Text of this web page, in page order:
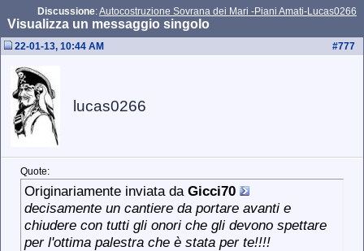
Discussione:Autocostruzione Sovrana dei Mari -Piani Amati-Lucas0266
Visualizza un messaggio singolo
#777
22-01-13, 10:44 AM
lucas0266
Quote:
Originariamente inviata da Gicci70
decisamente un cantiere da portare avanti e
chiudere con tutti gli onori che gli devono spettare
per l'ottima palestra che è stata per te!!!!